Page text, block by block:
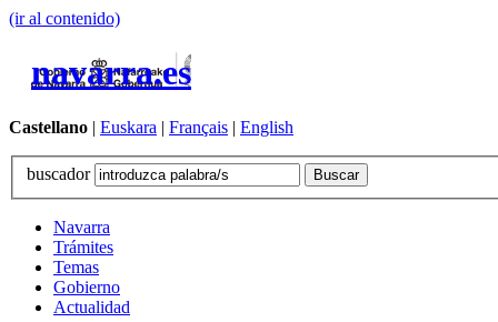
(ir al contenido)
navarra.es
Castellano | Euskara | Français | English
buscador
Navarra
Trámites
Temas
Gobierno
Actualidad